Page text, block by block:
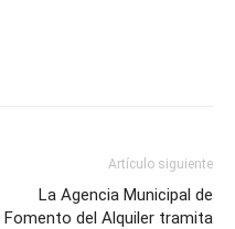
Artículo siguiente
La Agencia Municipal de
Fomento del Alquiler tramita